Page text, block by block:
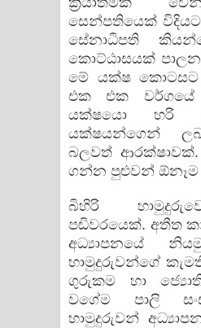
සෙන්පතියෙක්
සේනාධිපති
කොට්ඨාසයක්
මේ යක්ෂ කොටසට
එක එක
යක්ෂයො හරි
යක්ෂයන්ගෙන්
බලවත්
ගන්න පුළුවන් ඕනෑම
බිහිරි
පඬිවරයෙක්. අතීත
අධ්‍යාපනයේ
හාමුදුරුවන්ගේ
ගුරුකම හා
වගේම පාලි
හාමුදුරුවන්